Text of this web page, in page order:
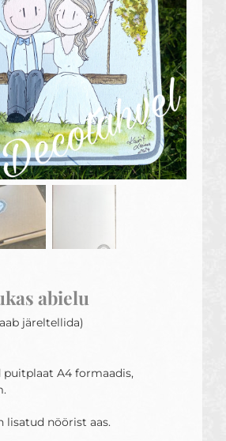
abielu
järeltellida)
A4 formaadis,
lisatud nöörist aas.